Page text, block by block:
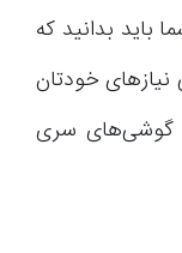
باید بدانید که
خودتان
گوشی‌های سری